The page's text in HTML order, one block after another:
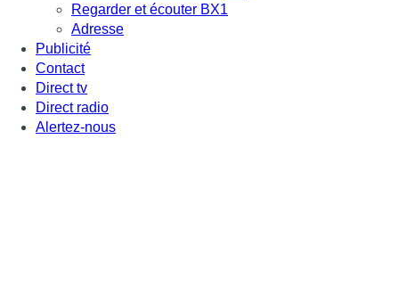
Regarder et écouter BX1
Adresse
Publicité
Contact
Direct tv
Direct radio
Alertez-nous